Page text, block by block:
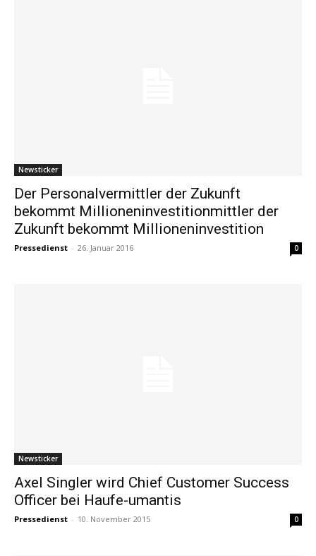
Newsticker
Der Personalvermittler der Zukunft
bekommt Millioneninvestitionmittler der
Zukunft bekommt Millioneninvestition
Pressedienst - 26. Januar 2016 0
Newsticker
Axel Singler wird Chief Customer Success
Officer bei Haufe-umantis
Pressedienst - 10. November 2015 0